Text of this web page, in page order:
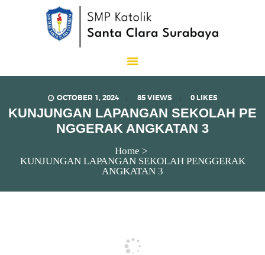
OCTOBER 1, 2024 85 VIEWS 0 LIKES
KUNJUNGAN LAPANGAN SEKOLAH PE
NGGERAK ANGKATAN 3
Home
KUNJUNGAN LAPANGAN SEKOLAH PENGGERAK
ANGKATAN 3
SMP Katolik Santa Clara